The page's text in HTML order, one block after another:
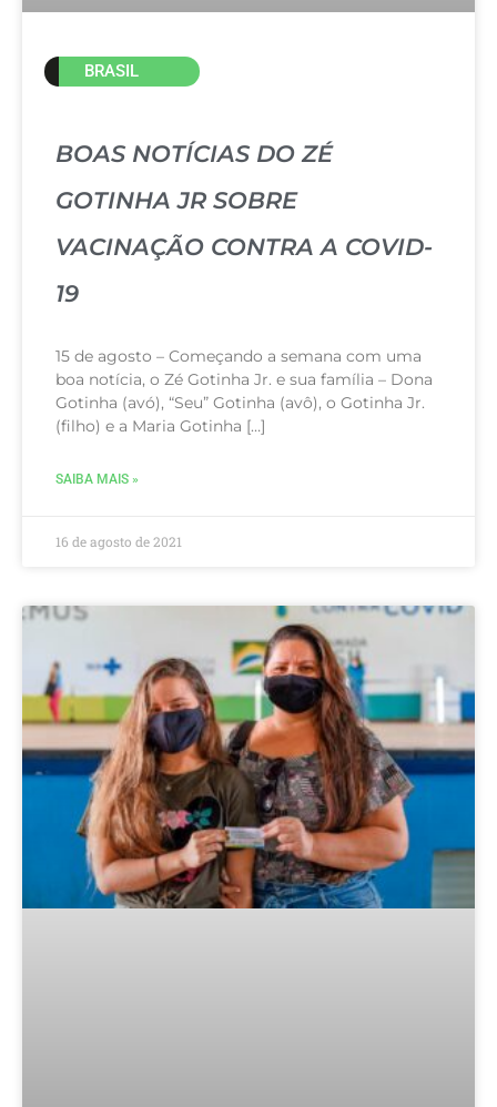
BRASIL
BOAS NOTÍCIAS DO ZÉ
GOTINHA JR SOBRE
VACINAÇÃO CONTRA A COVID-
19
15 de agosto – Começando a semana com uma
boa notícia, o Zé Gotinha Jr. e sua família – Dona
Gotinha (avó), “Seu” Gotinha (avô), o Gotinha Jr.
(filho) e a Maria Gotinha […]
SAIBA MAIS »
16 de agosto de 2021